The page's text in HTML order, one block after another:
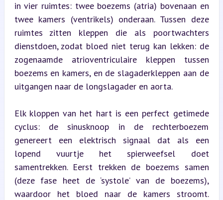
in vier ruimtes: twee boezems (atria) bovenaan en
twee kamers (ventrikels) onderaan. Tussen deze
ruimtes zitten kleppen die als poortwachters
dienstdoen, zodat bloed niet terug kan lekken: de
zogenaamde atrioventriculaire kleppen tussen
boezems en kamers, en de slagaderkleppen aan de
uitgangen naar de longslagader en aorta.
Elk kloppen van het hart is een perfect getimede
cyclus: de sinusknoop in de rechterboezem
genereert een elektrisch signaal dat als een
lopend vuurtje het spierweefsel doet
samentrekken. Eerst trekken de boezems samen
(deze fase heet de ‘systole’ van de boezems),
waardoor het bloed naar de kamers stroomt.